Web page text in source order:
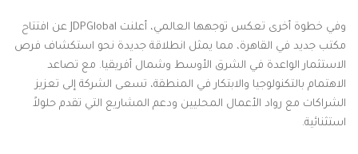
وفي خطوة أخرى تعكس توجهها العالمي، أعلنت JDPGlobal عن افتتاح
مكتب جديد في القاهرة، مما يمثل انطلاقة جديدة نحو استكشاف فرص
الاستثمار الواعدة في الشرق الأوسط وشمال أفريقيا. مع تصاعد
الاهتمام بالتكنولوجيا والابتكار في المنطقة، تسعى الشركة إلى تعزيز
الشراكات مع رواد الأعمال المحليين ودعم المشاريع التي تقدم حلولاً
استثنائية.